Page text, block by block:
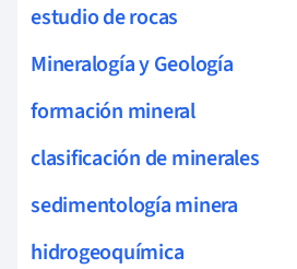
estudio de rocas
Mineralogía y Geología
formación mineral
clasificación de minerales
sedimentología minera
hidrogeoquímica